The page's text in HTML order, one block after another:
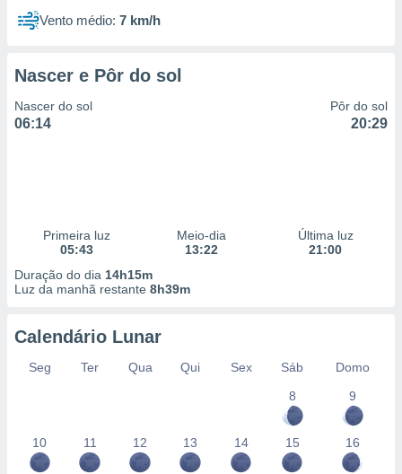
Vento médio: 7 km/h
Nascer e Pôr do sol
Nascer do sol
06:14
Pôr do sol
20:29
Primeira luz
05:43
Meio-dia
13:22
Última luz
21:00
Duração do dia 14h15m
Luz da manhã restante 8h39m
Calendário Lunar
Seg Ter Qua Qui Sex Sáb
Domo
8
9
10 11 12 13 14 15 16